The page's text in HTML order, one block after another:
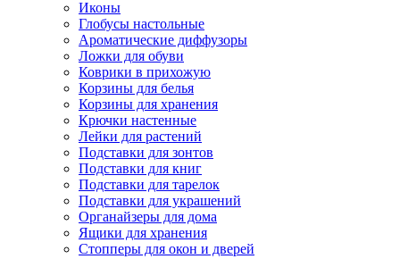
Иконы
Глобусы настольные
Ароматические диффузоры
Ложки для обуви
Коврики в прихожую
Корзины для белья
Корзины для хранения
Крючки настенные
Лейки для растений
Подставки для зонтов
Подставки для книг
Подставки для тарелок
Подставки для украшений
Органайзеры для дома
Ящики для хранения
Стопперы для окон и дверей